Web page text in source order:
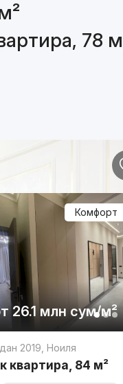
78
Комфорт
26.1 млн сум/м²
2019 Ноиля
квартира, 84 м²